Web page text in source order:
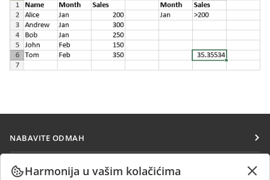
NABAVITE ODMAH
Docs
DocSpace
SARAĐUJTE
Harmonija u vašim kolačićima